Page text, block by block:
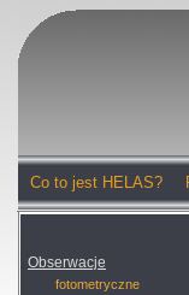
Co to jest HELAS?
Obserwacje
fotometryczne